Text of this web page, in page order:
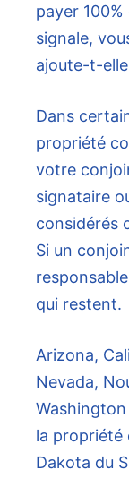
payer
signale,
ajoute-t-
Dans
propriété
votre
signataire
considérés
Si un
qui restent.
Arizona,
Nevada,
la propriété
Dakota du